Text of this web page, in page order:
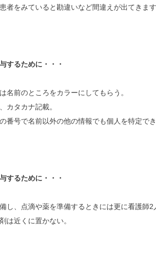
者をみていると勘違いなど間違えが出てきま
するために・・・
名前のところをカラーにしてもらう。
カタカナ記載。
番号で名前以外の他の情報でも個人を特定で
するために・・・
し、点滴や薬を準備するときには更に看護師
は近くに置かない。